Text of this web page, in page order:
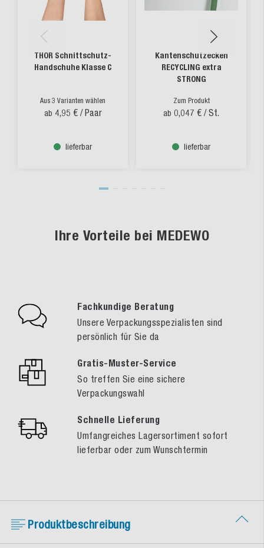
THOR Schnittschutz-
Handschuhe Klasse C
Aus 3 Varianten wählen
ab 4,95 € / Paar
lieferbar
Kantenschutzecken
RECYCLING extra
STRONG
Zum Produkt
ab 0,047 € / St.
lieferbar
Ihre Vorteile bei MEDEWO
Fachkundige Beratung
Unsere Verpackungsspezialisten sind
persönlich für Sie da
Gratis-Muster-Service
So treffen Sie eine sichere
Verpackungswahl
Schnelle Lieferung
Umfangreiches Lagersortiment sofort
lieferbar oder zum Wunschtermin
Produktbeschreibung